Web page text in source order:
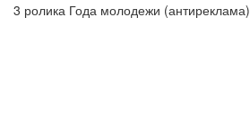
3 ролика Года молодежи (антиреклама)